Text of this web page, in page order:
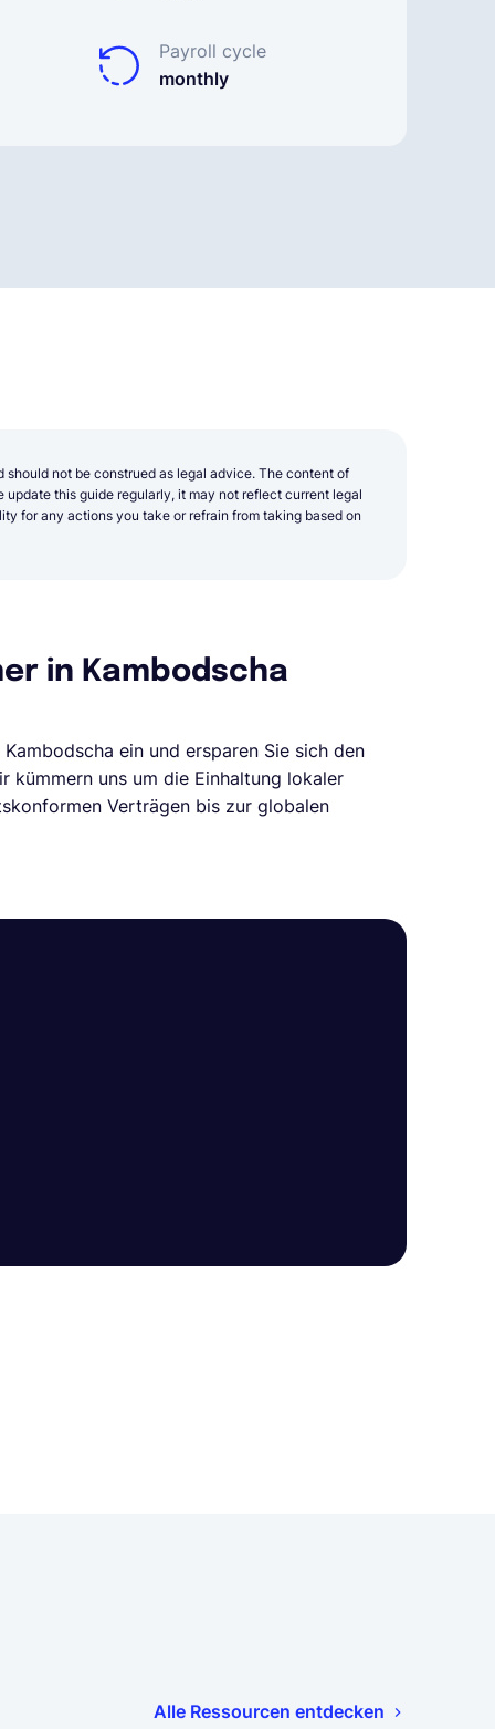
Payroll cycle
monthly
not be construed as legal advice. The content of
this guide regularly, it may not reflect current legal
for any actions you take or refrain from taking based on
in Kambodscha
ein und ersparen Sie sich den
kümmern uns um die Einhaltung lokaler
Verträgen bis zur globalen
Alle Ressourcen entdecken